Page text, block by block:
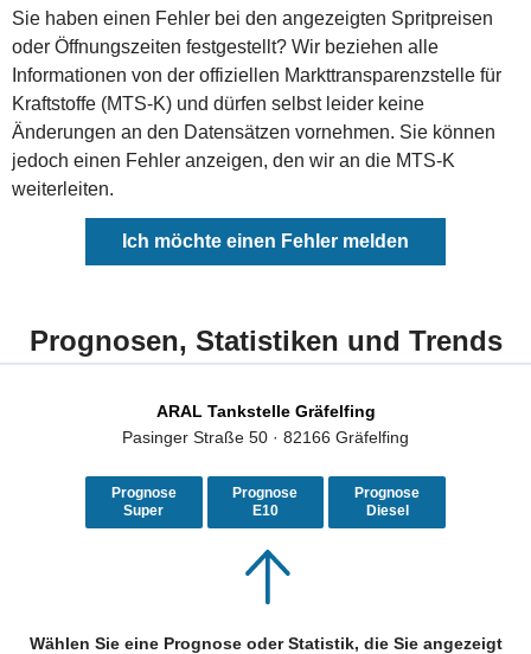
Sie haben einen Fehler bei den angezeigten Spritpreisen
oder Öffnungszeiten festgestellt? Wir beziehen alle
Informationen von der offiziellen Markttransparenzstelle für
Kraftstoffe (MTS-K) und dürfen selbst leider keine
Änderungen an den Datensätzen vornehmen. Sie können
jedoch einen Fehler anzeigen, den wir an die MTS-K
weiterleiten.
Ich möchte einen Fehler melden
Prognosen, Statistiken und Trends
ARAL Tankstelle Gräfelfing
Pasinger Straße 50 · 82166 Gräfelfing
Prognose
Super
Prognose
E10
Prognose
Diesel
Wählen Sie eine Prognose oder Statistik, die Sie angezeigt